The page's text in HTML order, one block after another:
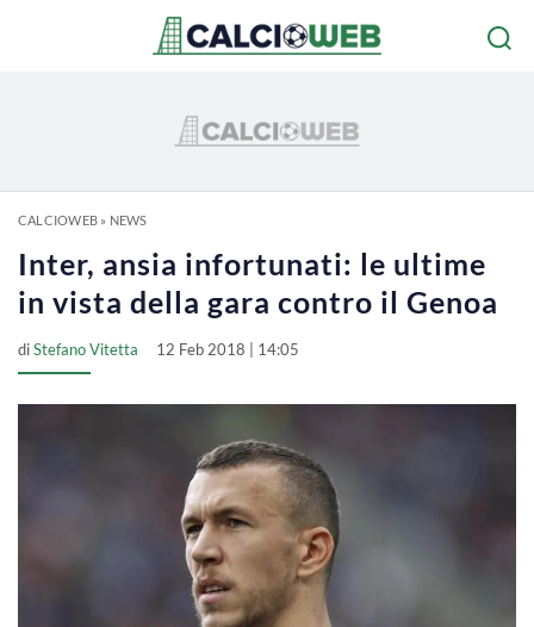
CALCIOWEB» NEWS
Inter, ansia infortunati: le ultime
in vista della gara contro il Genoa
diStefano Vitetta 12 Feb 2018 | 14:05